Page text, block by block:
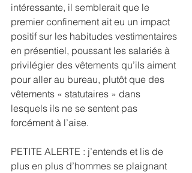
intéressante, il semblerait que le
premier confinement ait eu un impact
positif sur les habitudes vestimentaires
en présentiel, poussant les salariés à
privilégier des vêtements qu’ils aiment
pour aller au bureau, plutôt que des
vêtements « statutaires » dans
lesquels ils ne se sentent pas
forcément à l’aise.
PETITE ALERTE : j’entends et lis de
plus en plus d’hommes se plaignant